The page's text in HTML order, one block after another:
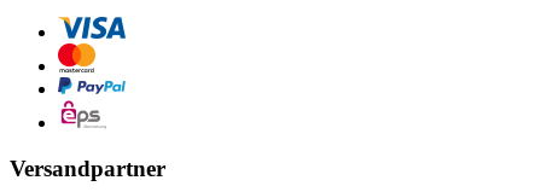
Versandpartner